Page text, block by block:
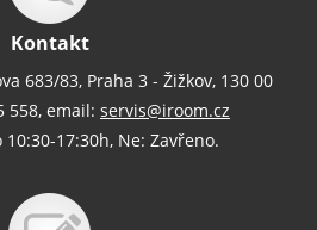
Kontakt
683/83, Praha 3 - Žižkov, 130 00
558, email: servis@iroom.cz
10:30-17:30h, Ne: Zavřeno.